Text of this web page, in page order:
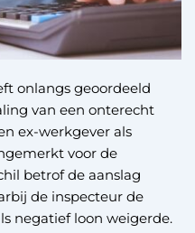
onlangs geoordeeld
van een onterecht
ex-werkgever als
voor de
betrof de aanslag
de inspecteur de
negatief loon weigerde.